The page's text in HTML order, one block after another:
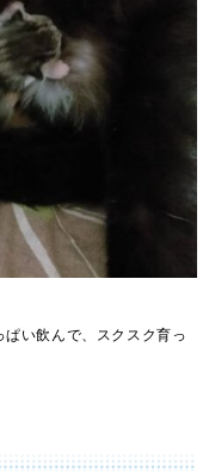
い飲んで、スクスク育っ